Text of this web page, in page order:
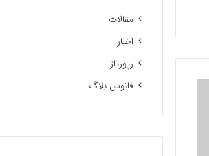
مقالات
اخبار
رپورتاژ
فانوس بلاگ